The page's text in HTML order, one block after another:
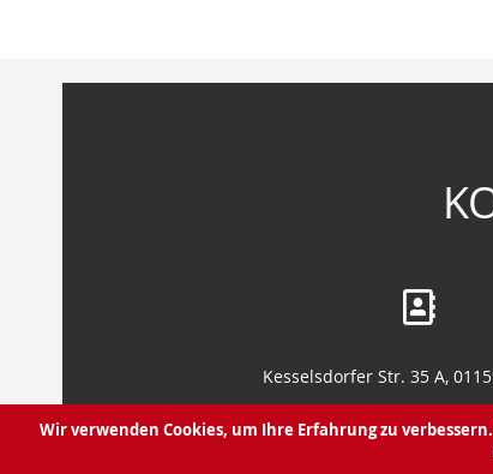
Wir verwenden Cookies, um Ihre Erfahrung zu verbessern.
Kesselsdorfer Str. 35 A,
Leipziger Str. 130, 01127